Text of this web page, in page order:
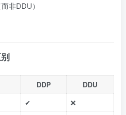
非DDU）
DDP
DDU
✔
❌